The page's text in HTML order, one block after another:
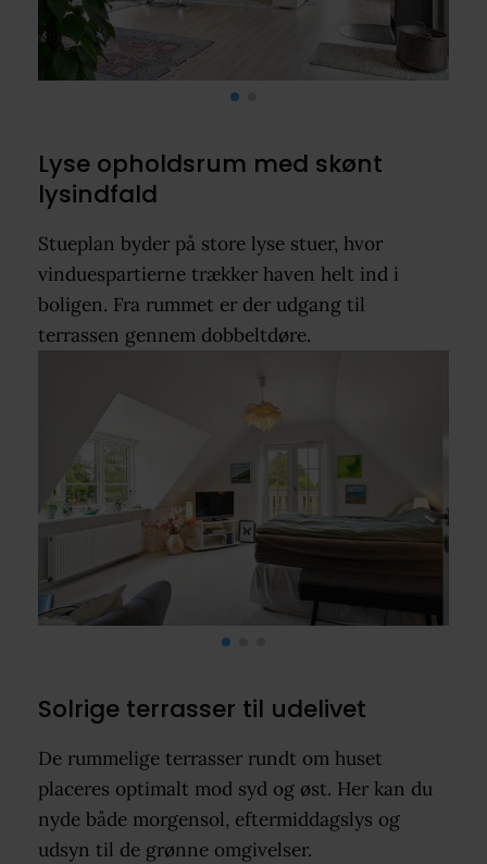
Lyse opholdsrum med skønt
lysindfald
Stueplan byder på store lyse stuer, hvor
vinduespartierne trækker haven helt ind i
boligen. Fra rummet er der udgang til
terrassen gennem dobbeltdøre.
Solrige terrasser til udelivet
De rummelige terrasser rundt om huset
placeres optimalt mod syd og øst. Her kan du
nyde både morgensol, eftermiddagslys og
udsyn til de grønne omgivelser.